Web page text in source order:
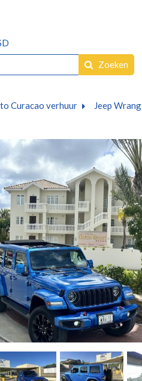
Zoeken
Curacao verhuur Jeep